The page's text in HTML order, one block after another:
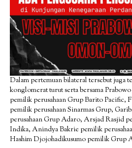
Dalam pertemuan bilateral tersebut juga
konglomerat turut serta bersama
pemilik perusahaan Grup Barito Pacific,
pemilik perusahaan Sinarmas Grup,
perusahaan Grup Adaro, Arsjad Rasjid
Indika, Anindya Bakrie pemilik
Hashim Djojohadikusumo pemilik Grup